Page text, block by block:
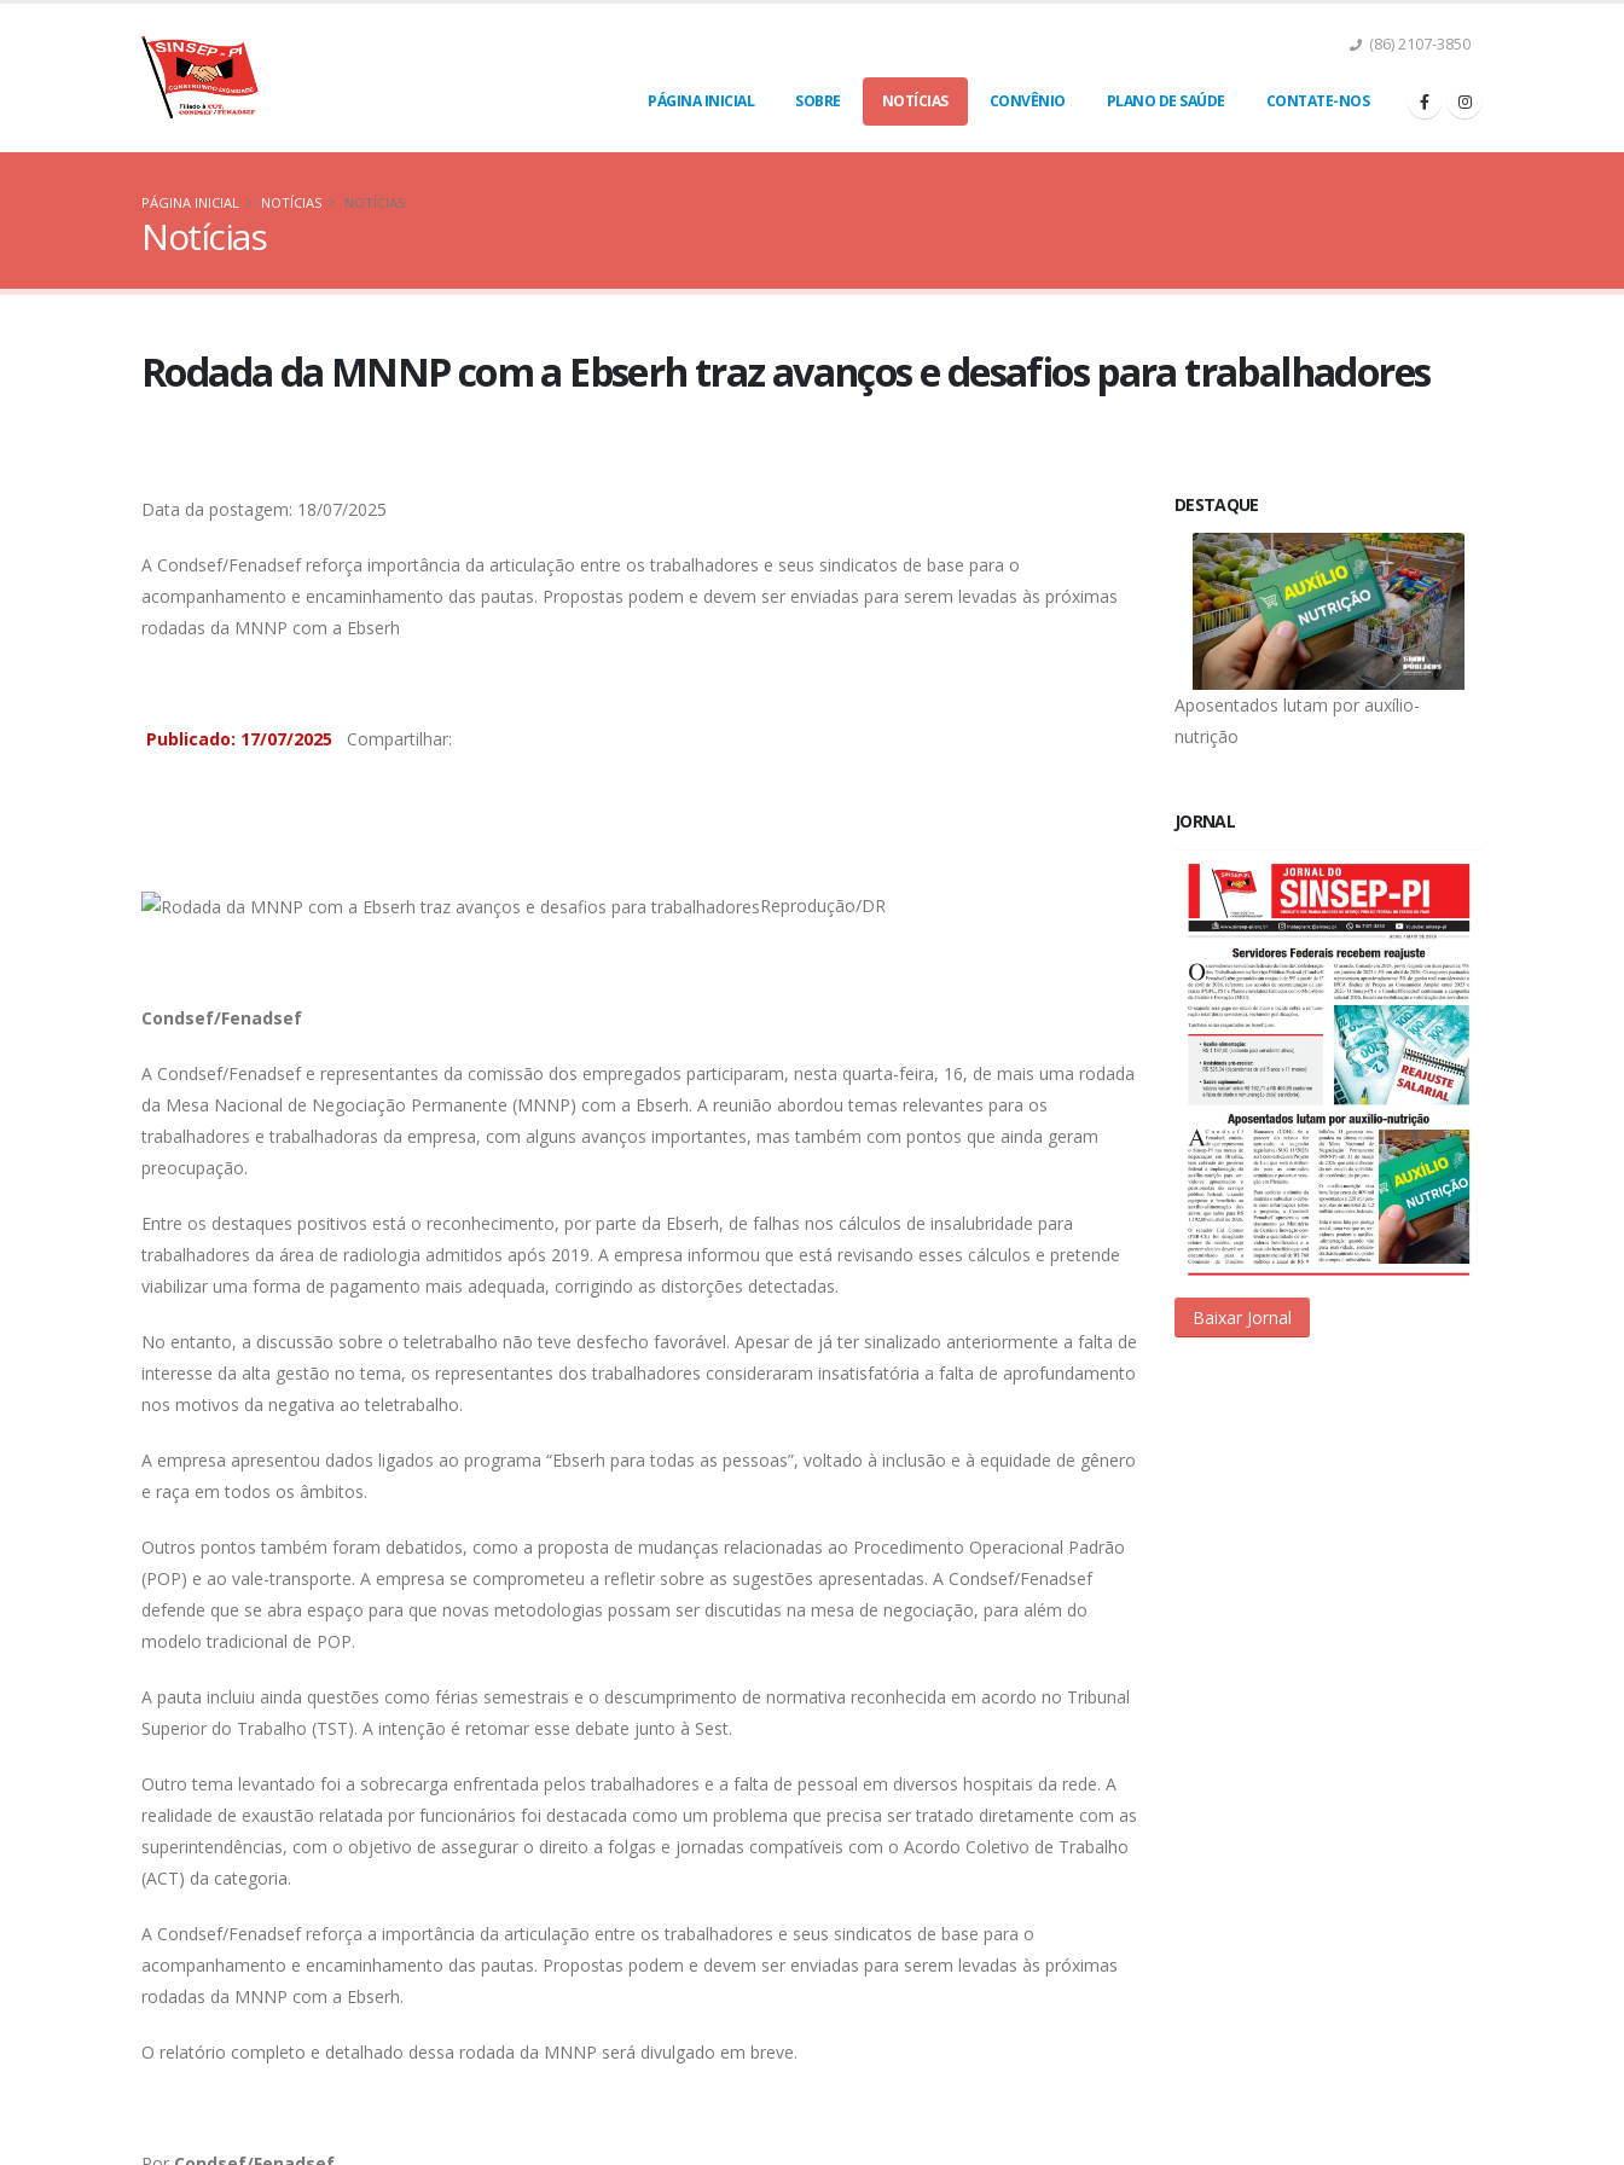
(86) 2107-3850
PÁGINA INICIAL SOBRE NOTÍCIAS CONVÊNIO PLANO DE SAÚDE CONTATE-NOS
PÁGINA INICIAL NOTÍCIAS NOTÍCIAS
Notícias
Rodada da MNNP com a Ebserh traz avanços e desafios para trabalhadores
Data da postagem: 18/07/2025
A Condsef/Fenadsef reforça importância da articulação entre os trabalhadores e seus sindicatos de base para o
acompanhamento e encaminhamento das pautas. Propostas podem e devem ser enviadas para serem levadas às próximas
rodadas da MNNP com a Ebserh
Publicado: 17/07/2025 Compartilhar:
Reprodução/DR
Condsef/Fenadsef
A Condsef/Fenadsef e representantes da comissão dos empregados participaram, nesta quarta-feira, 16, de mais uma rodada
da Mesa Nacional de Negociação Permanente (MNNP) com a Ebserh. A reunião abordou temas relevantes para os
trabalhadores e trabalhadoras da empresa, com alguns avanços importantes, mas também com pontos que ainda geram
preocupação.
Entre os destaques positivos está o reconhecimento, por parte da Ebserh, de falhas nos cálculos de insalubridade para
trabalhadores da área de radiologia admitidos após 2019. A empresa informou que está revisando esses cálculos e pretende
viabilizar uma forma de pagamento mais adequada, corrigindo as distorções detectadas.
No entanto, a discussão sobre o teletrabalho não teve desfecho favorável. Apesar de já ter sinalizado anteriormente a falta de
interesse da alta gestão no tema, os representantes dos trabalhadores consideraram insatisfatória a falta de aprofundamento
nos motivos da negativa ao teletrabalho.
A empresa apresentou dados ligados ao programa “Ebserh para todas as pessoas”, voltado à inclusão e à equidade de gênero
e raça em todos os âmbitos.
Outros pontos também foram debatidos, como a proposta de mudanças relacionadas ao Procedimento Operacional Padrão
(POP) e ao vale-transporte. A empresa se comprometeu a refletir sobre as sugestões apresentadas. A Condsef/Fenadsef
defende que se abra espaço para que novas metodologias possam ser discutidas na mesa de negociação, para além do
modelo tradicional de POP.
A pauta incluiu ainda questões como férias semestrais e o descumprimento de normativa reconhecida em acordo no Tribunal
Superior do Trabalho (TST). A intenção é retomar esse debate junto à Sest.
Outro tema levantado foi a sobrecarga enfrentada pelos trabalhadores e a falta de pessoal em diversos hospitais da rede. A
realidade de exaustão relatada por funcionários foi destacada como um problema que precisa ser tratado diretamente com as
superintendências, com o objetivo de assegurar o direito a folgas e jornadas compatíveis com o Acordo Coletivo de Trabalho
(ACT) da categoria.
A Condsef/Fenadsef reforça a importância da articulação entre os trabalhadores e seus sindicatos de base para o
acompanhamento e encaminhamento das pautas. Propostas podem e devem ser enviadas para serem levadas às próximas
rodadas da MNNP com a Ebserh.
O relatório completo e detalhado dessa rodada da MNNP será divulgado em breve.
DESTAQUE
Aposentados lutam por auxílio-
nutrição
JORNAL
Baixar Jornal